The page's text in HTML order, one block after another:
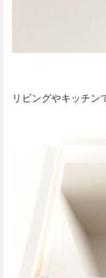
リビングやキッチン